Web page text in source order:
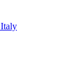
Italy